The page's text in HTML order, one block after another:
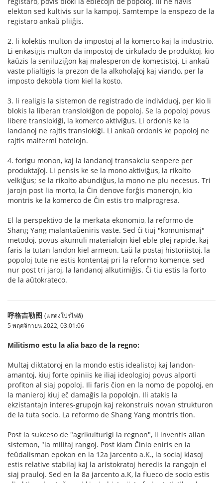
elekton sed kultivis sur la kampoj. Samtempe la enspezo de la
registaro ankaŭ pliiĝis.
2. li kolektis multon da impostoj al la komerco kaj la industrio.
Li enkasigis multon da impostoj de cirkulado de produktoj, kio
kaŭzis la seniluziĝon kaj malesperon de komecistoj. Li ankaŭ
vaste plialtigis la prezon de la alkoholaĵoj kaj viando, per la
imposto dekobla tiom kiel la kosto.
3. li realigis la sistemon de registrado de individuoj, per kio li
blokis la liberan translokiĝon de popoloj. Se la popoloj povus
libere translokiĝi, la komerco aktiviĝus. Li ordonis ke la
landanoj ne rajtis translokiĝi. Li ankaŭ ordonis ke popoloj ne
rajtis malfermi hotelojn.
4. forigu monon, kaj la landanoj transakciu senpere per
produktaĵoj. Li pensis ke se la mono aktiviĝus, la rikolto
velkiĝus; se la rikolto abundiĝus, la mono ne plu necesus. Tri
jarojn post lia morto, la Ĉin denove forĝis monerojn, kio
montris ke la komerco de Ĉin estis tro malprogresa.
El la perspektivo de la merkata ekonomio, la reformo de
Shang Yang malantaŭeniris vaste. Sed ĉi tiuj "komunismaj"
metodoj, povus akumuli materialojn kiel eble plej rapide, kaj
faris la tutan landon kiel armeon. Laŭ la postaj historiistoj, la
popoloj tute ne estis kontentaj pri la reformo komence, sed
nur post tri jaroj, la landanoj alkutimiĝis. Ĉi tiu estis la forto
de la aŭtokrateco.
呼格吉勒图 (แสดงโปรไฟล์)
5 พฤศจิกายน 2022, 03:01:06
Militismo estu la alia bazo de la regno:
Multaj diktatoroj en la mondo estis idealistoj kaj landon-
amantoj, kiuj forte opiniis ke iliaj ideologioj povus alporti
profiton al siaj popoloj. Ili faris ĉion en la nomo de popoloj, en
la manieroj kiuj eĉ damaĝis la popolojn. Ili atakis la
ekzistantajn interes-grupojn kaj rekonstruis novan strukturon
de la tuta socio. La reformo de Shang Yang montris tion.
Post la sukceso de "agrikulturigi la regnon", li inventis alian
sistemon, "la militaj rangoj. Post kiam Ĉinio eniris en la
feŭdalisman epokon en la 12a jarcento a.K., la sociaj klasoj
estis relative stabilaj kaj la aristokratoj heredis la rangojn el
siaj prauloj. Sed en la 8a jarcento a.K, la flueco de socio estis